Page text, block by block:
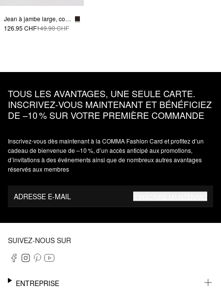
Jean à jambe large, coupe décontractée
126.95 CHF149.90 CHF
TOUS LES AVANTAGES, UNE SEULE CARTE.
INSCRIVEZ‑VOUS MAINTENANT ET BÉNÉFICIEZ
DE –10 % SUR VOTRE PREMIÈRE COMMANDE
Inscrivez‑vous dès maintenant à la COMMA Fashion Card et profitez d’un
cadeau de bienvenue de –10 %, d’un accès anticipé aux promotions,
d’invitations à des événements ainsi que de nombreux autres avantages
réservés aux membres
ADRESSE E-MAIL
SUIVEZ-NOUS SUR
ENTREPRISE